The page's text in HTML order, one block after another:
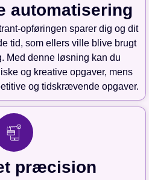
automatisering
opføringen sparer dig og dit
tid, som ellers ville blive brugt
Med denne løsning kan du
og kreative opgaver, mens
og tidskrævende opgaver.
præcision